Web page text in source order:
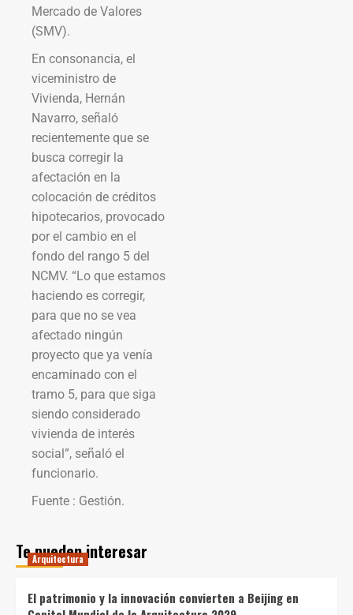
Mercado de Valores
(SMV).
En consonancia, el
viceministro de
Vivienda, Hernán
Navarro, señaló
recientemente que se
busca corregir la
afectación en la
colocación de créditos
hipotecarios, provocado
por el cambio en el
fondo del rango 5 del
NCMV. “Lo que estamos
haciendo es corregir,
para que no se vea
afectado ningún
proyecto que ya venía
encaminado con el
tramo 5, para que siga
siendo considerado
vivienda de interés
social”, señaló el
funcionario.
Fuente : Gestión.
Te pueden interesar
Arquitectura
El patrimonio y la innovación convierten a Beijing en